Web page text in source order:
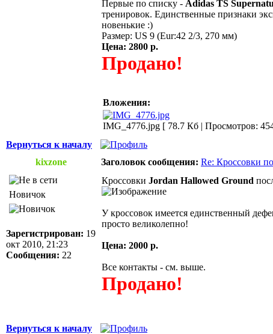
Первые по списку - Adidas TS
тренировок. Единственные признаки
новенькие :)
Размер: US 9 (Eur:42 2/3, 270 мм)
Цена: 2800 р.
Продано!
Вложения:
IMG_4776.jpg [ 78.7 Кб | Просмотров:
Вернуться к началу
kixzone
Заголовок сообщения: Re: Кроссовки
Новичок
Зарегистрирован: 19
окт 2010, 21:23
Сообщения: 22
Кроссовки Jordan Hallowed Ground
У кроссовок имеется единственный
просто великолепно!
Цена: 2000 р.
Все контакты - см. выше.
Продано!
Вернуться к началу